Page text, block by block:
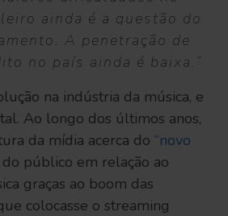
ainda é a questão do
A penetração de
no país ainda é baixa.”
na indústria da música, e
Ao longo dos últimos anos,
da mídia acerca do “novo
do público em relação ao
graças ao boom das
colocasse o streaming